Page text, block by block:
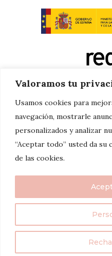
Valoramos tu
Usamos cookies para
navegación, mostrarle
personalizados y analizar
“Aceptar todo” usted da
de las cookies.